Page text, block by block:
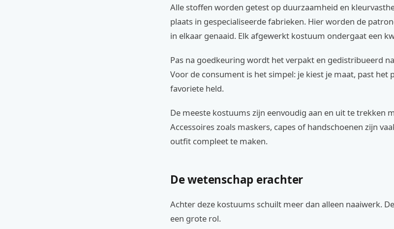
Alle stoffen worden getest op duurzaamheid en
plaats in gespecialiseerde fabrieken. Hier worden de
in elkaar genaaid. Elk afgewerkt kostuum ondergaat een
Pas na goedkeuring wordt het verpakt en gedistribueerd
Voor de consument is het simpel: je kiest je maat, past het
favoriete held.
De meeste kostuums zijn eenvoudig aan en uit te trekken
Accessoires zoals maskers, capes of handschoenen zijn
outfit compleet te maken.
De wetenschap erachter
Achter deze kostuums schuilt meer dan alleen naaiwerk.
een grote rol.